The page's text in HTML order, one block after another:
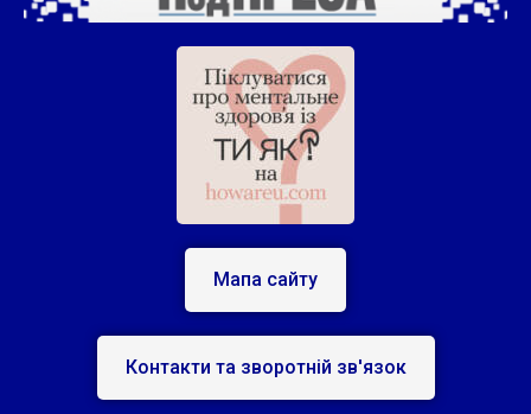
Мапа сайту
Контакти та зворотній зв'язок